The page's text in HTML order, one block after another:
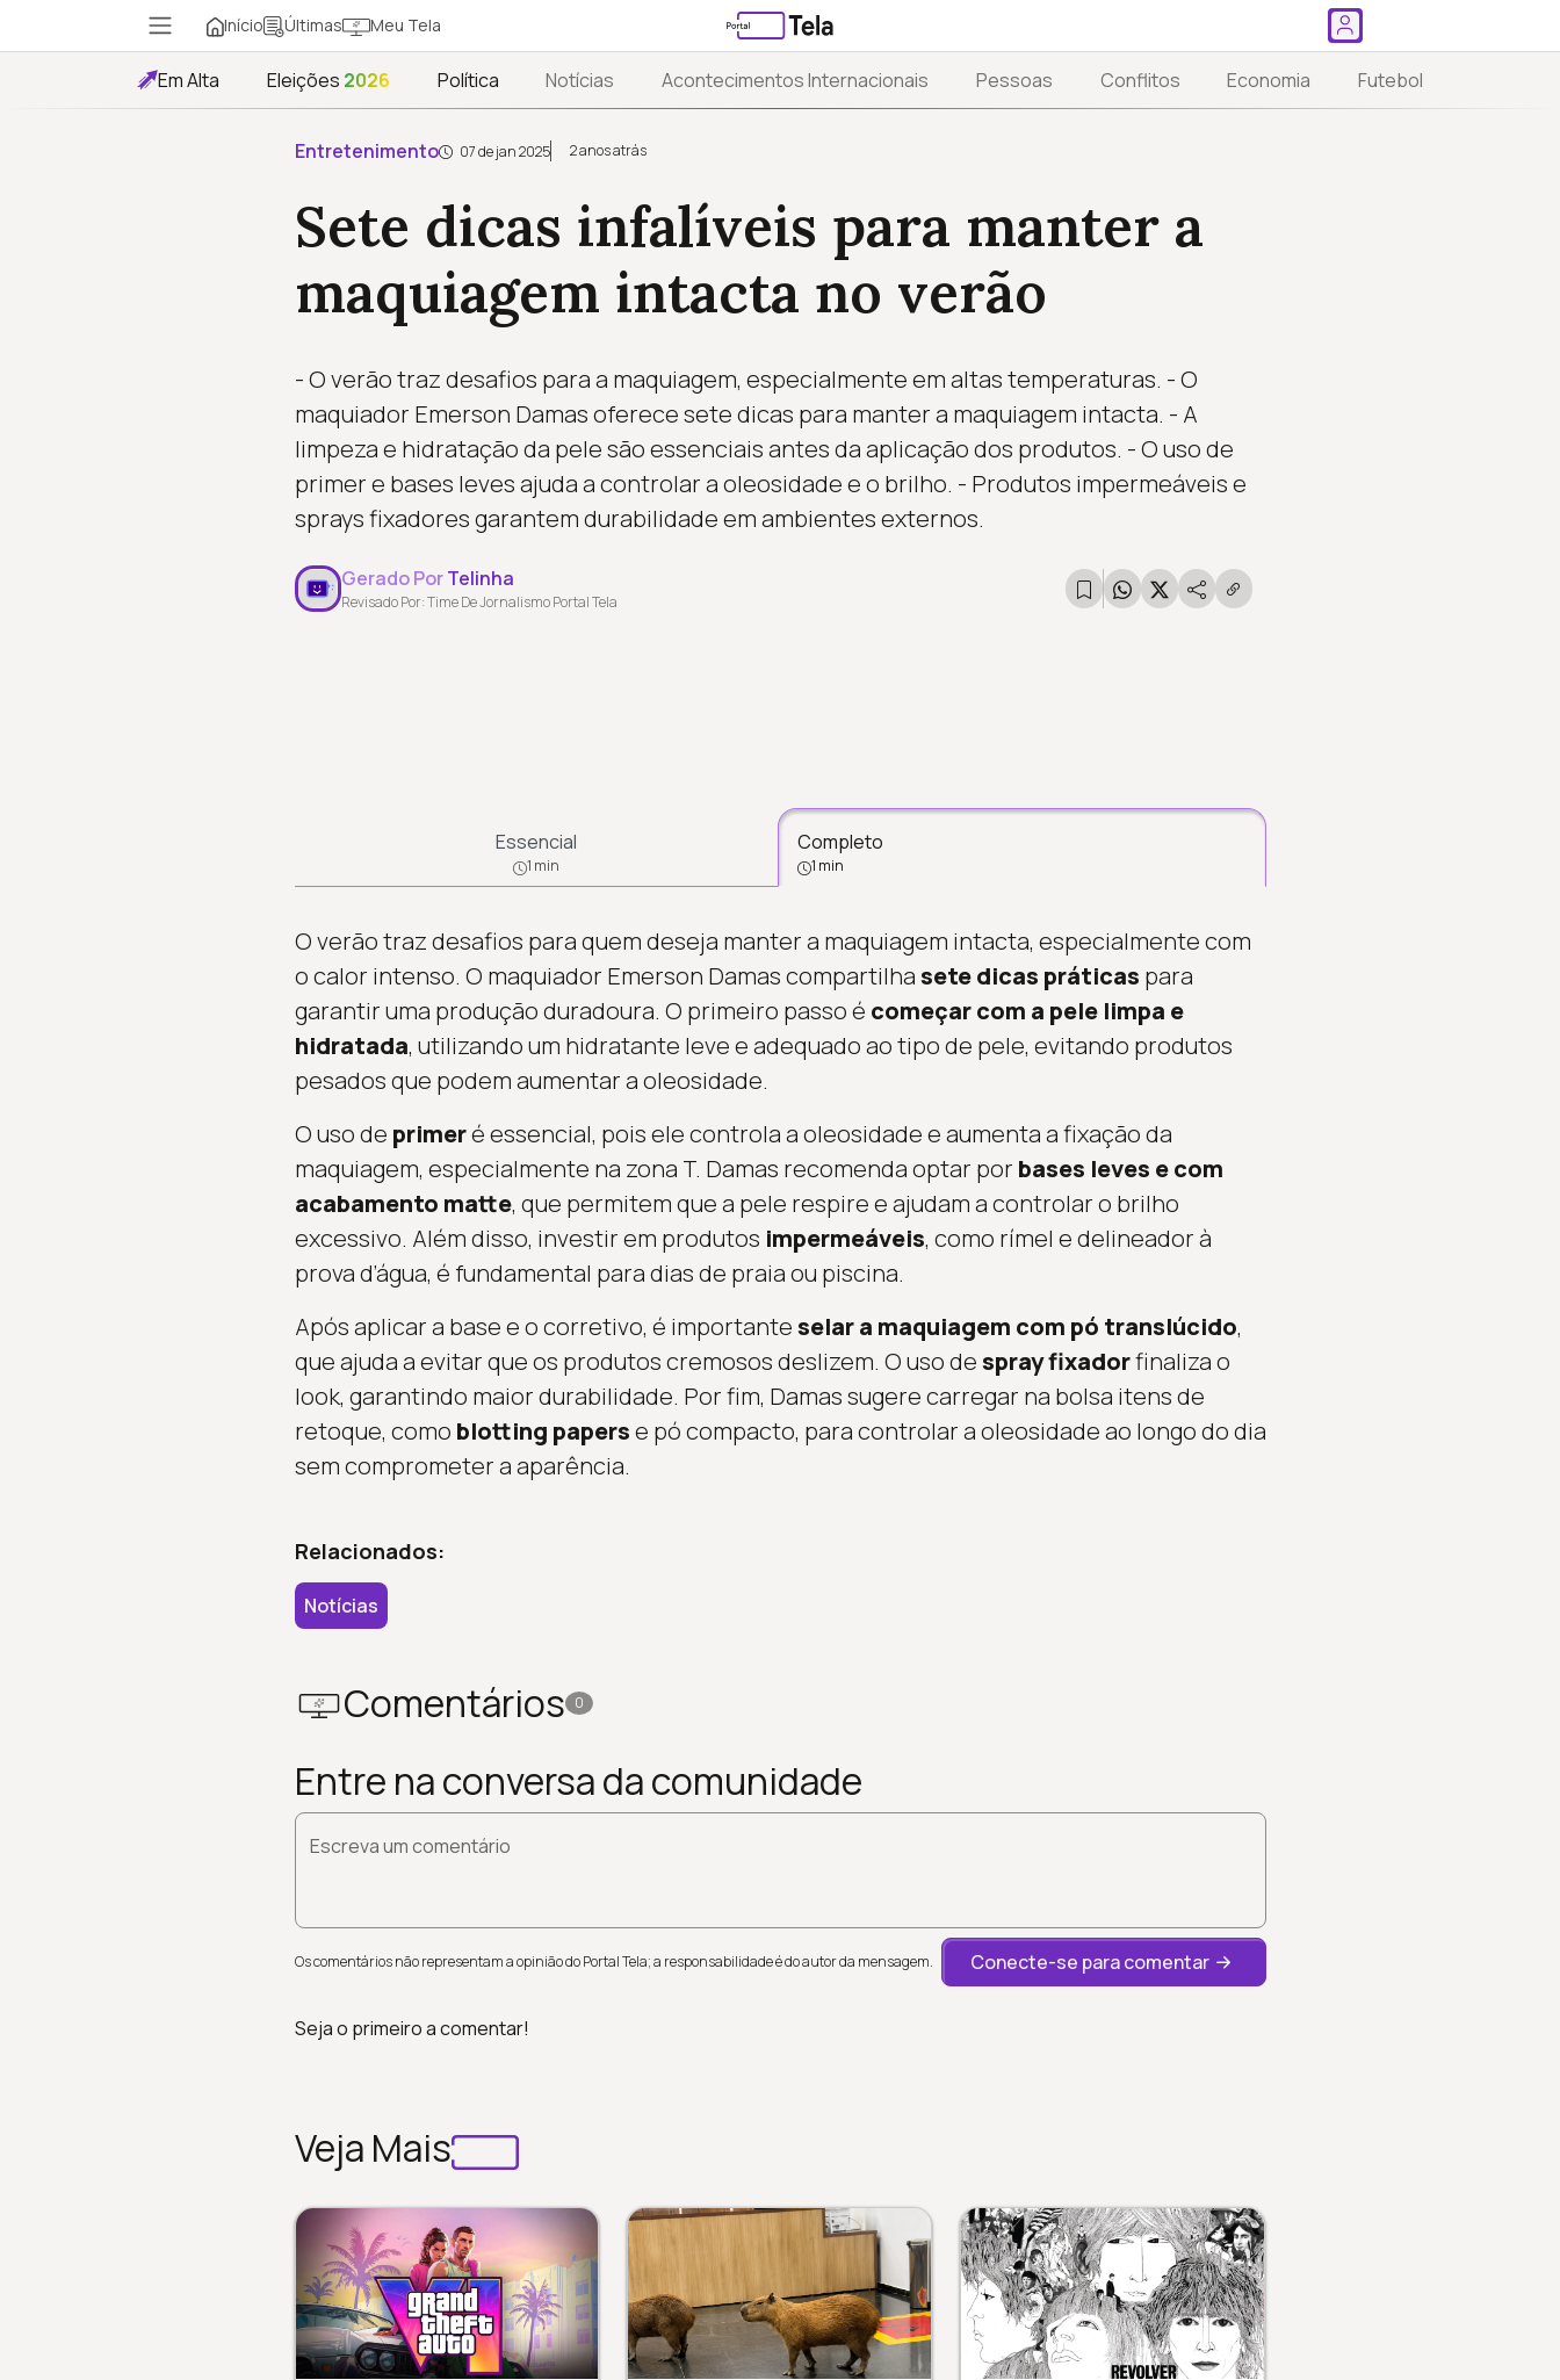
Início Últimas Meu Tela
Em Alta Eleições 2026 Política Notícias Acontecimentos Internacionais Pessoas Conflitos Economia Futebol
Entretenimento 07 de jan 2025 2 anos atrás
Sete dicas infalíveis para manter a
maquiagem intacta no verão
- O verão traz desafios para a maquiagem, especialmente em altas temperaturas. - O
maquiador Emerson Damas oferece sete dicas para manter a maquiagem intacta. - A
limpeza e hidratação da pele são essenciais antes da aplicação dos produtos. - O uso de
primer e bases leves ajuda a controlar a oleosidade e o brilho. - Produtos impermeáveis e
sprays fixadores garantem durabilidade em ambientes externos.
Gerado PorTelinha
Revisado Por: Time De Jornalismo Portal Tela
Essencial
1 min
Completo
1 min
O verão traz desafios para quem deseja manter a maquiagem intacta, especialmente com
o calor intenso. O maquiador Emerson Damas compartilhasete dicas práticas para
garantir uma produção duradoura. O primeiro passo é começar com a pele limpa e
hidratada, utilizando um hidratante leve e adequado ao tipo de pele, evitando produtos
pesados que podem aumentar a oleosidade.
O uso de primeré essencial, pois ele controla a oleosidade e aumenta a fixação da
maquiagem, especialmente na zona T. Damas recomenda optar por bases leves e com
acabamento matte, que permitem que a pele respire e ajudam a controlar o brilho
excessivo. Além disso, investir em produtos impermeáveis, como rímel e delineador à
prova d’água, é fundamental para dias de praia ou piscina.
Após aplicar a base e o corretivo, é importanteselar a maquiagem com pó translúcido,
que ajuda a evitar que os produtos cremosos deslizem. O uso despray fixadorfinaliza o
look, garantindo maior durabilidade. Por fim, Damas sugere carregar na bolsa itens de
retoque, como blotting paperse pó compacto, para controlar a oleosidade ao longo do dia
sem comprometer a aparência.
Relacionados:
Notícias
Comentários 0
Entre na conversa da comunidade
Escreva um comentário
Os comentários não representam a opinião do Portal Tela; a responsabilidade é do autor da mensagem. Conecte-se para comentar
Seja o primeiro a comentar!
Veja Mais